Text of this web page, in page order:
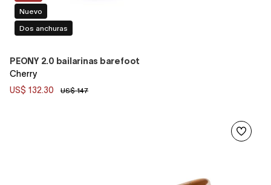
Nuevo
Dos anchuras
PEONY 2.0 bailarinas barefoot
Cherry
US$ 132.30
US$ 147